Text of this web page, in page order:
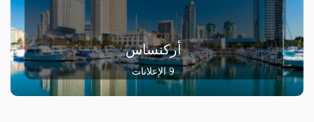
أركنساس
9 الإعلانات